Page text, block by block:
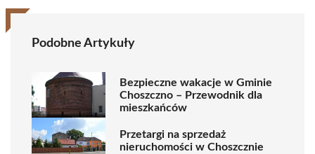
Podobne Artykuły
Bezpieczne wakacje w Gminie
Choszczno – Przewodnik dla
mieszkańców
Przetargi na sprzedaż
nieruchomości w Choszcznie